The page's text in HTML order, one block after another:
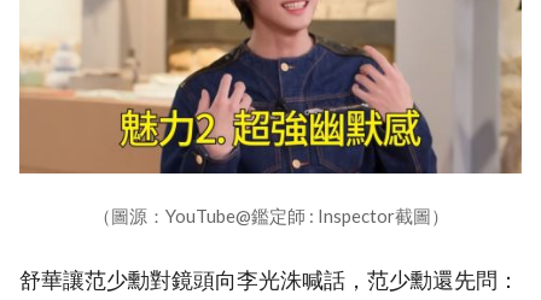
（圖源：YouTube@鑑定師 : Inspector截圖）
舒華讓范少勳對鏡頭向李光洙喊話，范少勳還先問：